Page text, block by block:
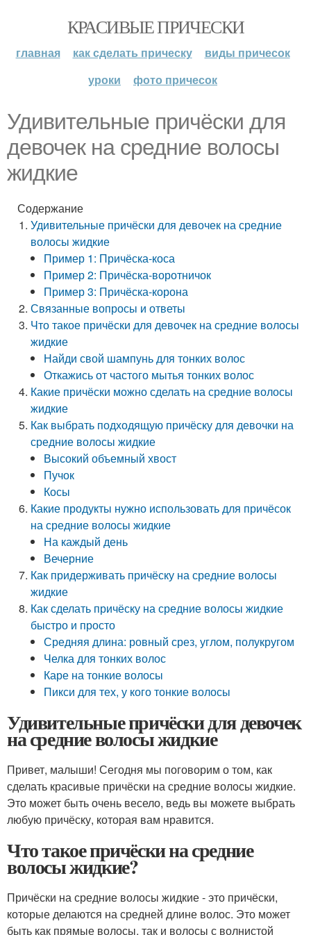
КРАСИВЫЕ ПРИЧЕСКИ
главная как сделать прическу
виды причесок
уроки
фото причесок
Удивительные причёски для
девочек на средние волосы
жидкие
Содержание
Удивительные причёски для девочек на средние
волосы жидкие
Пример 1: Причёска-коса
Пример 2: Причёска-воротничок
Пример 3: Причёска-корона
Связанные вопросы и ответы
Что такое причёски для девочек на средние волосы
жидкие
Найди свой шампунь для тонких волос
Откажись от частого мытья тонких волос
Какие причёски можно сделать на средние волосы
жидкие
Как выбрать подходящую причёску для девочки на
средние волосы жидкие
Высокий объемный хвост
Пучок
Косы
Какие продукты нужно использовать для причёсок
на средние волосы жидкие
На каждый день
Вечерние
Как придерживать причёску на средние волосы
жидкие
Как сделать причёску на средние волосы жидкие
быстро и просто
Средняя длина: ровный срез, углом, полукругом
Челка для тонких волос
Каре на тонкие волосы
Пикси для тех, у кого тонкие волосы
Удивительные причёски для девочек
на средние волосы жидкие
Привет, малыши! Сегодня мы поговорим о том, как
сделать красивые причёски на средние волосы жидкие.
Это может быть очень весело, ведь вы можете выбрать
любую причёску, которая вам нравится.
Что такое причёски на средние
волосы жидкие?
Причёски на средние волосы жидкие - это причёски,
которые делаются на средней длине волос. Это может
быть как прямые волосы, так и волосы с волнистой